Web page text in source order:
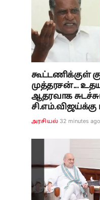
கூட்டணிக்குள்
முத்தரசன்...
ஆதரவாக
சி.எம்.விஜய்க்கு
அரசியல் 32 minutes ago